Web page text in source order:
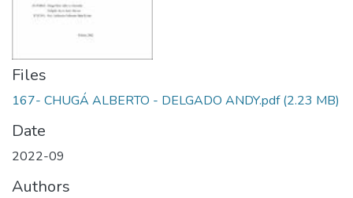
Files
167- CHUGÁ ALBERTO - DELGADO ANDY.pdf(2.23 MB)
Date
2022-09
Authors